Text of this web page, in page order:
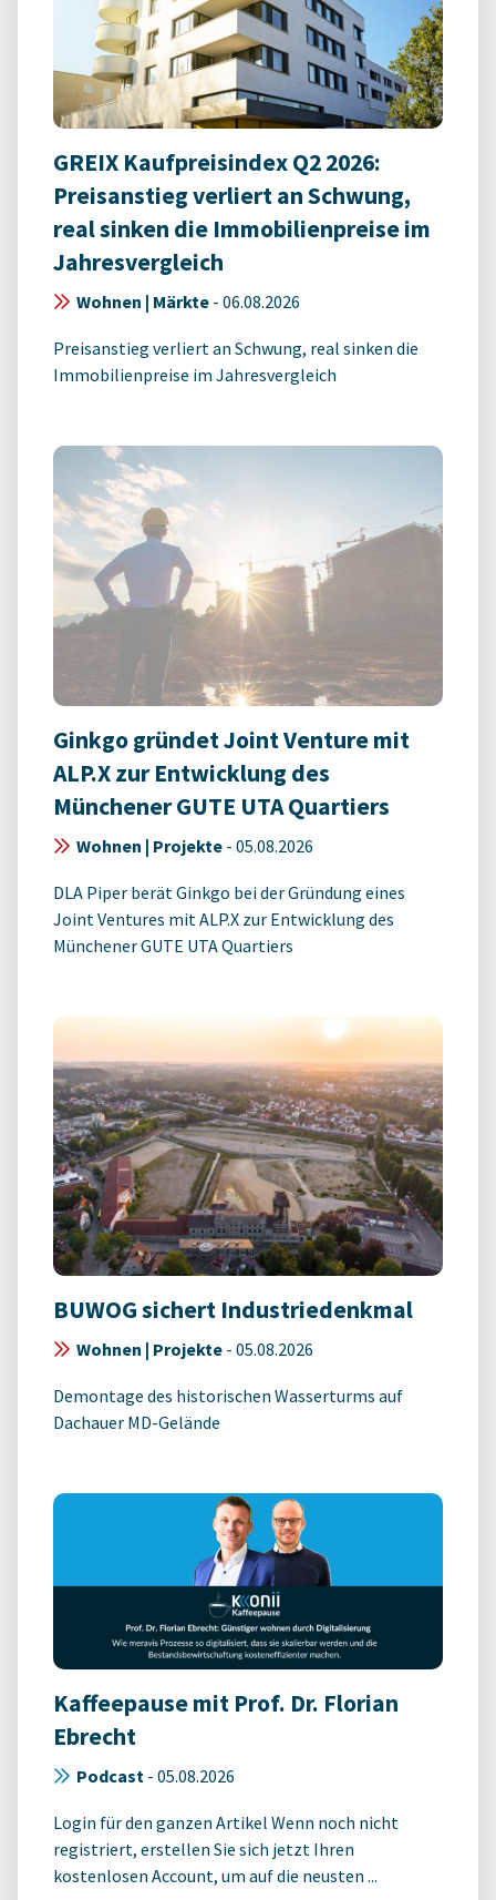
GREIX Kaufpreisindex Q2 2026:
Preisanstieg verliert an Schwung,
real sinken die Immobilienpreise im
Jahresvergleich
Wohnen | Märkte - 06.08.2026
Preisanstieg verliert an Schwung, real sinken die
Immobilienpreise im Jahresvergleich
Ginkgo gründet Joint Venture mit
ALP.X zur Entwicklung des
Münchener GUTE UTA Quartiers
Wohnen | Projekte - 05.08.2026
DLA Piper berät Ginkgo bei der Gründung eines
Joint Ventures mit ALP.X zur Entwicklung des
Münchener GUTE UTA Quartiers
BUWOG sichert Industriedenkmal
Wohnen | Projekte - 05.08.2026
Demontage des historischen Wasserturms auf
Dachauer MD-Gelände
Kaffeepause mit Prof. Dr. Florian
Ebrecht
Podcast - 05.08.2026
Login für den ganzen Artikel Wenn noch nicht
registriert, erstellen Sie sich jetzt Ihren
kostenlosen Account, um auf die neusten ...